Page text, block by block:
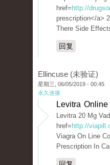
href= http://
prescription</a>
There Side
回复
Ellincuse (未验证)
星期三, 06/05/2019 - 00:45
永久连接
Levitra
Levitra 20 Mg
href= http://
Viagra On Line
Prescription In